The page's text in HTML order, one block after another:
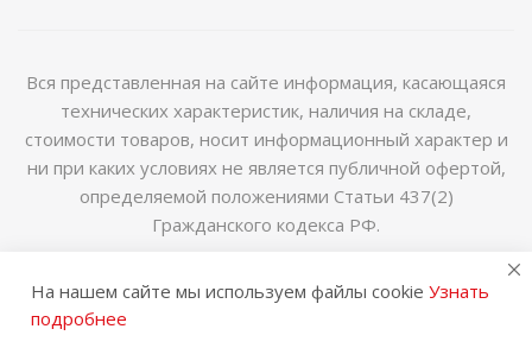
Вся представленная на сайте информация, касающаяся
технических характеристик, наличия на складе,
стоимости товаров, носит информационный характер и
ни при каких условиях не является публичной офертой,
определяемой положениями Статьи 437(2)
Гражданского кодекса РФ.
2014-2026 © Интернет магазин сейфов и металлической
мебели
На нашем сайте мы используем файлы cookie Узнать
подробнее